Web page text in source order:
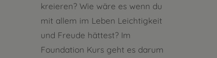
kreieren? Wie wäre es wenn du
mit allem im Leben Leichtigkeit
und Freude hättest? Im
Foundation Kurs geht es darum